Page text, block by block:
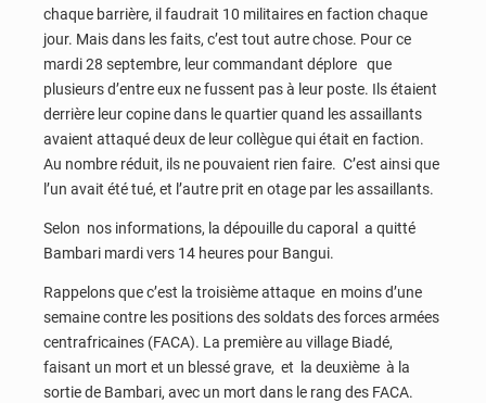
chaque barrière, il faudrait 10 militaires en faction chaque
jour. Mais dans les faits, c’est tout autre chose. Pour ce
mardi 28 septembre, leur commandant déplore que
plusieurs d’entre eux ne fussent pas à leur poste. Ils étaient
derrière leur copine dans le quartier quand les assaillants
avaient attaqué deux de leur collègue qui était en faction.
Au nombre réduit, ils ne pouvaient rien faire. C’est ainsi que
l’un avait été tué, et l’autre prit en otage par les assaillants.
Selon nos informations, la dépouille du caporal a quitté
Bambari mardi vers 14 heures pour Bangui.
Rappelons que c’est la troisième attaque en moins d’une
semaine contre les positions des soldats des forces armées
centrafricaines (FACA). La première au village Biadé,
faisant un mort et un blessé grave, et la deuxième à la
sortie de Bambari, avec un mort dans le rang des FACA.